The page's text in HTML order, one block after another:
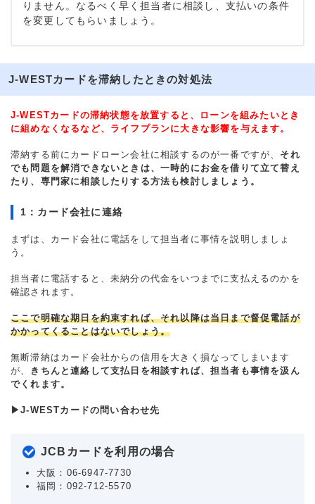
りません。なるべく早く担当者に相談し、支払いの条件
を変更してもらいましょう。
J-WESTカードを滞納したときの対処法
J-WESTカードの滞納状態を放置すると、ローンを組みたいとき
に組めなくなるなど、ライフプランに大きな影響を与えます。
滞納する前にカードローン会社に相談するのが一番ですが、 それ
でも問題を解消できないときは、一時的にお金を借りて立て替え
たり、専門家に相談したりする方法も検討しましょう。
1：カード会社に連絡
まずは、カード会社に電話をして担当者に事情を説明しましょ
う。
担当者に電話すると、未納分の代金をいつまでに支払えるのかを
確認されます。
ここで明確な期日を約束すれば、それ以降は当日まで督促電話が
かかってくることはないでしょう。
無断滞納はカード会社からの信用を大きく損なってしまいます
が、
きちんと連絡して支払日を相談すれば、担当者も事情を汲ん
でくれます。
▶J-WESTカードの問い合わせ先
JCBカードを利用の場合
大阪：06-6947-7730
福岡：092-712-5570